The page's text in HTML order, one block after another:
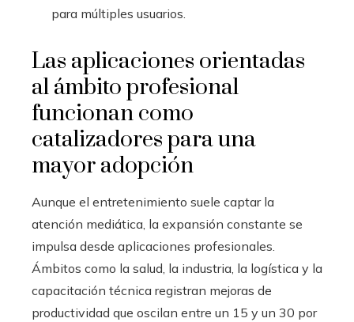
para múltiples usuarios.
Las aplicaciones orientadas
al ámbito profesional
funcionan como
catalizadores para una
mayor adopción
Aunque el entretenimiento suele captar la
atención mediática, la expansión constante se
impulsa desde aplicaciones profesionales.
Ámbitos como la salud, la industria, la logística y la
capacitación técnica registran mejoras de
productividad que oscilan entre un 15 y un 30 por